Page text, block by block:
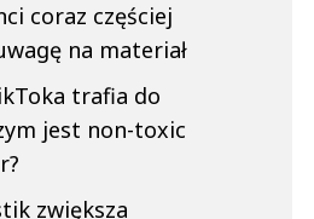
coraz częściej
na materiał
trafia do
jest non-toxic
zwiększa